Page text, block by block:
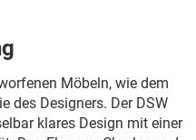
Möbeln, wie dem
des Designers. Der DSW
klares Design mit einer